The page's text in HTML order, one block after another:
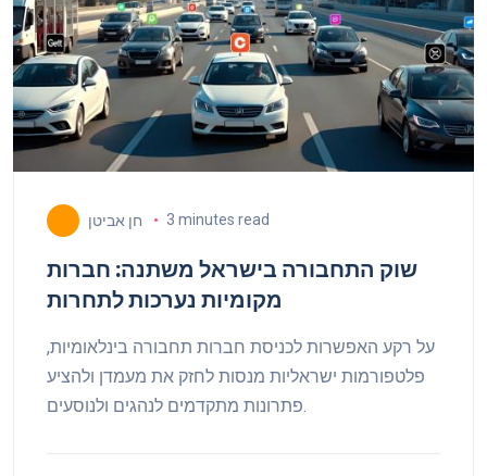
חן אביטן 3 minutes read
שוק התחבורה בישראל משתנה: חברות
מקומיות נערכות לתחרות
על רקע האפשרות לכניסת חברות תחבורה בינלאומיות,
פלטפורמות ישראליות מנסות לחזק את מעמדן ולהציע
פתרונות מתקדמים לנהגים ולנוסעים.